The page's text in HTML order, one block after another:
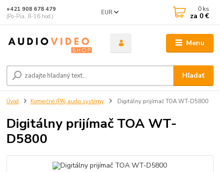
Menu
EUR
Hľadať
+421 908 678 479
(Po-Pia, 8-16 hod.)
0 ks
za 0 €
Úvod Komerčné (PA) audio systémy Digitálny prijímač TOA WT-D5800
Digitálny prijímač TOA WT-
D5800